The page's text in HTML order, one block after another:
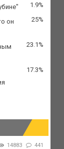
1.9%
он
25%
23.1%
17.3%
14883 441